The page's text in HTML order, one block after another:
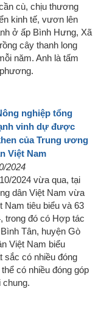
cù, chịu thương
kinh tế, vươn lên
ở ấp Bình Hưng, Xã
cây thanh long
năm. Anh là tấm
nghiệp tổng
vinh dự được
của Trung ương
Việt Nam
2024
2024 vừa qua, tại
dân Việt Nam vừa
Nam tiêu biểu và 63
trong đó có Hợp tác
Tân, huyện Gò
Việt Nam biểu
sắc có nhiều đóng
có nhiều đóng góp
chung.